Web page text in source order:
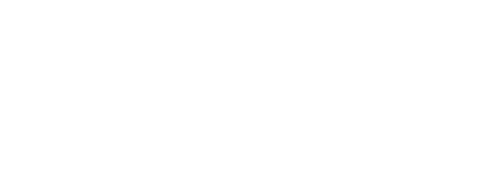
un nostro referente.